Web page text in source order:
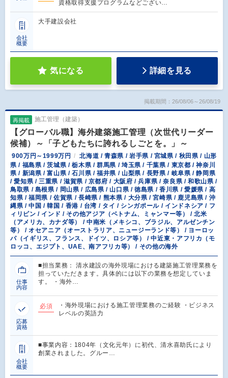
資格取得支援プログラムなどござい…
会社
概要
大手建設会社
気になる 詳細を見る
掲載期間：26/08/06～26/08/19
再掲載 施工管理（建築）
【グローバル職】海外建築施工管理（次世代リーダー
候補）～「子どもたちに誇れるしごとを。」～
900万円～1999万円
北海道 / 青森県 / 岩手県 / 宮城県 / 秋田県 / 山形
県 / 福島県 / 茨城県 / 栃木県 / 群馬県 / 埼玉県 / 千葉県 / 東京都 / 神奈川
県 / 新潟県 / 富山県 / 石川県 / 福井県 / 山梨県 / 長野県 / 岐阜県 / 静岡県
/ 愛知県 / 三重県 / 滋賀県 / 京都府 / 大阪府 / 兵庫県 / 奈良県 / 和歌山県 /
鳥取県 / 島根県 / 岡山県 / 広島県 / 山口県 / 徳島県 / 香川県 / 愛媛県 / 高
知県 / 福岡県 / 佐賀県 / 長崎県 / 熊本県 / 大分県 / 宮崎県 / 鹿児島県 / 沖
縄県 / 中国 / 韓国 / 香港 / 台湾 / タイ / シンガポール / インドネシア / フ
ィリピン / インド / その他アジア（ベトナム、ミャンマー等） / 北米
（アメリカ、カナダ等） / 中南米（メキシコ、ブラジル、アルゼンチン
等） / オセアニア（オーストラリア、ニュージーランド等） / ヨーロッ
パ（イギリス、フランス、ドイツ、ロシア等） / 中近東・アフリカ（モ
ロッコ、エジプト、UAE、南アフリカ等） / その他の海外
仕事
内容
■担当業務： 清水建設の海外現場における建築施工管理業務を
担っていただきます。具体的には以下の業務を想定していま
す。 ・海外…
応募
資格
必須
・海外現場における施工管理業務のご経験 ・ビジネス
レベルの英語力
会社
概要
■事業内容：1804年（文化元年）に初代、清水喜助氏により
創業されました。グルー…